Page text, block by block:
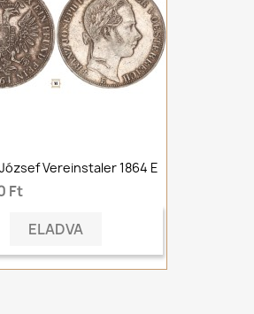
Vereinstaler 1864 E
Ft
ELADVA